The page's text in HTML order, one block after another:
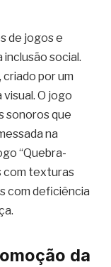
de jogos e
social.
criado por um
O jogo
sonoros que
na
“Quebra-
com texturas
com deficiência
da